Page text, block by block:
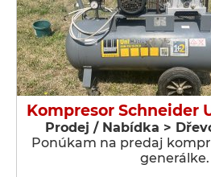
Kompresor Schneider
Prodej / Nabídka >
Ponúkam na predaj